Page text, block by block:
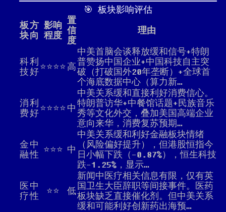
🎯 板块影响评估
板
块
方
向
影响
程度
置
信
度
理由
科
技
利
好⭐⭐⭐⭐ 高
中美首脑会谈释放缓和信号+特朗
普赞扬中国企业+中国科技自主突
破（打破国外20年垄断）+全球首
个海底数据中心（算力新…
消
费
利
好⭐⭐⭐⭐ 中
中美关系缓和直接利好消费信心。
特朗普访华+中餐馆话题+民族音乐
秀等文化外交，叠加美国高端企业
意向来华，消费复苏预期…
金
融
中
性 ⭐⭐⭐ 中
中美关系缓和利好金融板块情绪
（风险偏好提升），但港股恒指今
日小幅下跌（-0.87%），恒生科技
跌-1.25%，显示…
医
疗
中
性
⭐⭐ 低
新闻中医疗相关信息有限，仅有英
国卫生大臣辞职等间接事件。医药
板块缺乏直接催化剂。但中美关系
缓和可能利好创新药出海预…